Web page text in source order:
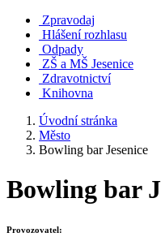
Zpravodaj
Hlášení rozhlasu
Odpady
ZŠ a MŠ Jesenice
Zdravotnictví
Knihovna
Úvodní stránka
Město
Bowling bar Jesenice
Bowling bar
Provozovatel: